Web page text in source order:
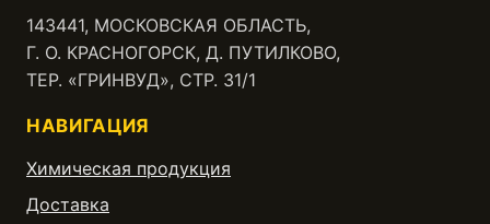
143441, МОСКОВСКАЯ ОБЛАСТЬ,
Г. О. КРАСНОГОРСК, Д. ПУТИЛКОВО,
ТЕР. «ГРИНВУД», СТР. 31/1
НАВИГАЦИЯ
Химическая продукция
Доставка